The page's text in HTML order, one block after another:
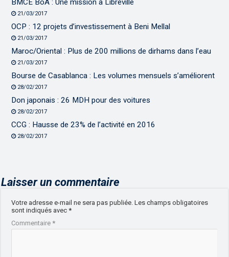
BMCE BoA : Une mission à Libreville
21/03/2017
OCP : 12 projets d’investissement à Beni Mellal
21/03/2017
Maroc/Oriental : Plus de 200 millions de dirhams dans l’eau
21/03/2017
Bourse de Casablanca : Les volumes mensuels s’améliorent
28/02/2017
Don japonais : 26 MDH pour des voitures
28/02/2017
CCG : Hausse de 23% de l’activité en 2016
28/02/2017
Laisser un commentaire
Votre adresse e-mail ne sera pas publiée. Les champs obligatoires
sont indiqués avec*
Commentaire*